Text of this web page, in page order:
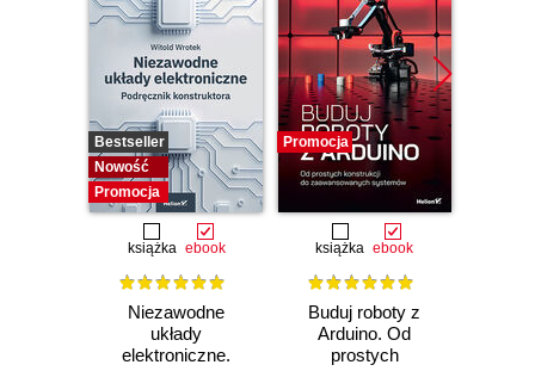
Bestseller
Nowość
Promocja
książka ebook
Niezawodne
układy
elektroniczne.
Promocja
książka ebook
Buduj roboty z
Arduino. Od
prostych